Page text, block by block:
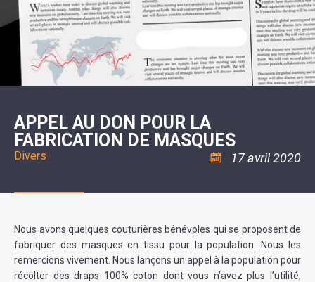
20ÈME
SIÈCLE
RÉUNIONS
DU
CONSEIL
MUNICIPAL
ARRÊTÉS
DÉCISIONS
MAIRE
DE
LA
MINORITÉ
LES
ÉCOLES
COLLÈGE
ESPACE
JEUNES
11
ANS
ASSOCIATION
COULÉE
ENVIRONNEMENT
L'EAU
L'ASSAINISSEMENT
RÉSIDENCE
AUTONOMIE
LA
POLICE
MUNICIPALE
SÉCURITÉ
MAJEURS
MUSIQUE
L'ÉCOLE
COMMUNAUTAIRE
DANSE
PISCINE
VOIE
VERTE
VISITES
DÉCOUVERTES
LES
RANDONNÉES
LE
CAMPING-
CARS
TENTES
ET
CARAVANES
FLUVIALE
SUZE
APPEL AU DON POUR LA
FABRICATION DE MASQUES
Divers 17 avril 2020
Nous avons quelques couturières bénévoles qui se proposent de
fabriquer des masques en tissu pour la population. Nous les
remercions vivement. Nous lançons un appel à la population pour
récolter des draps 100% coton dont vous n’avez plus l’utilité,